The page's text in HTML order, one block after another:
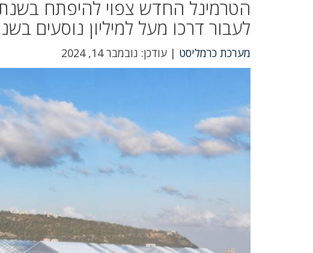
לעבור דרכו מעל למיליון נוסעים
מערכת כרמליסט | עודכן: נובמבר 14, 2024